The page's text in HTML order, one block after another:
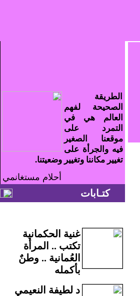
الطريقة
الصحيحة لفهم
العالم هي في
التمرد على
موقعنا الصغير
فيه والجرأة على
تغيير مكاننا وتغيير وضعيتنا.
أحلام مستغانمي
كتـابات
غنية الحكمانية
تكتب .. المرأة
العُمانية .. وطنٌ
بأكمله
د لطيفة النعيمي